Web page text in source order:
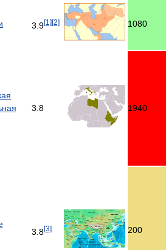
3.9[1][2] 1080
3.8 1940
3.8[3] 200